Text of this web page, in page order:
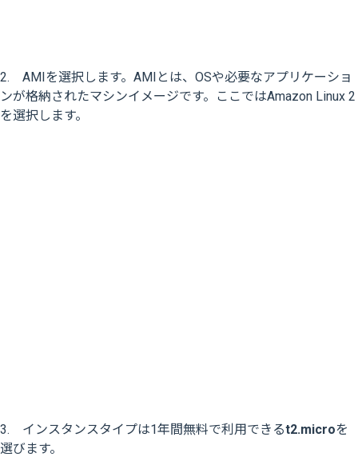
2. AMIを選択します。AMIとは、OSや必要なアプリケーショ
ンが格納されたマシンイメージです。ここではAmazon Linux 2
を選択します。
3. インスタンスタイプは1年間無料で利用できるt2.microを
選びます。